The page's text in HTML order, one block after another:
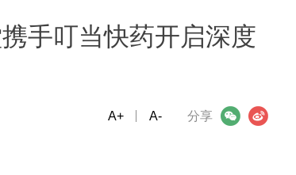
手叮当快药开启深度
分享
微信 微博
A+ A-